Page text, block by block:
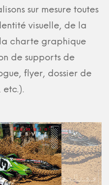
sur mesure toutes
visuelle, de la
charte graphique
de supports de
flyer, dossier de
etc.).